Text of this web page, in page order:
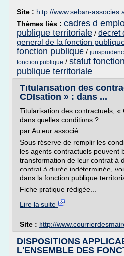
Site : http://www.seban-
Thèmes liés : cadres d
publique territoriale / decret
general de la fonction
fonction publique /
fonction publique / statut
publique territoriale
Titularisation des
CDIsation » : dans ...
Titularisation des contractuels, «
dans quelles conditions ?
par Auteur associé
Sous réserve de remplir les
les agents contractuels peuvent
transformation de leur contrat à
contrat à durée indéterminée,
dans la fonction publique
Fiche pratique rédigée...
Lire la suite
Site : http://
DISPOSITIONS
L'ENSEMBLE DES